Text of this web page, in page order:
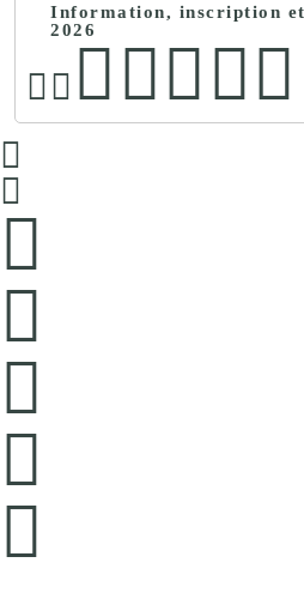
Information, inscription
2026